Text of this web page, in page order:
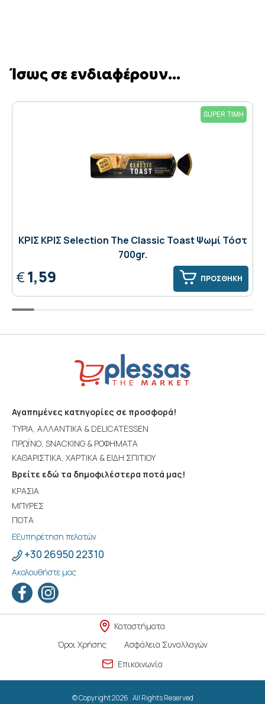
Ίσως σε ενδιαφέρουν...
SUPER ΤΙΜΗ
ΚΡΙΣ ΚΡΙΣ Selection Τhe Classic Toast Ψωμί Τόστ
700gr.
€1,59 ΠΡΟΣΘΗΚΗ
Αγαπημένες κατηγορίες σε προσφορά!
ΤΥΡΙΑ, ΑΛΛΑΝΤΙΚΑ & DELICATESSEN
ΠΡΩΪΝΟ, SNACKING & ΡΟΦΗΜΑΤΑ
ΚΑΘΑΡΙΣΤΙΚΑ, ΧΑΡΤΙΚΑ & ΕΙΔΗ ΣΠΙΤΙΟΥ
Βρείτε εδώ τα δημοφιλέστερα ποτά μας!
ΚΡΑΣΙΑ
ΜΠΥΡΕΣ
ΠΟΤΑ
Εξυπηρέτηση πελατών
+30 26950 22310
Ακολουθήστε μας
Καταστήματα
Όροι Χρήσης
Ασφάλεια Συναλλαγών
Επικοινωνία
© Copyright 2026 . All Rights Reserved